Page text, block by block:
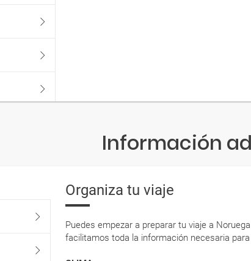
Información
Organiza tu viaje
Puedes empezar a preparar tu viaje a
facilitamos toda la información necesaria